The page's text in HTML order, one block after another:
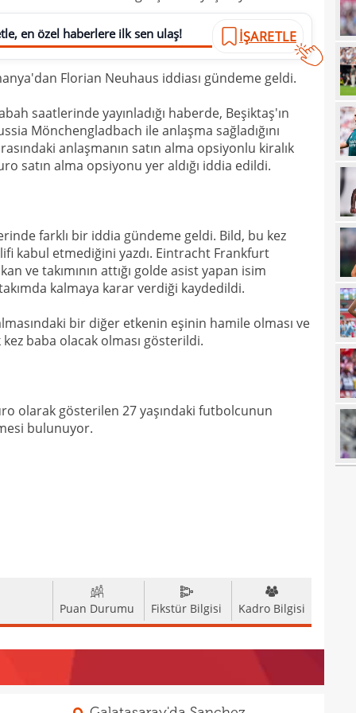
en özel haberlere ilk sen ulaş! İŞARETLE
Florian Neuhaus iddiası gündeme geldi.
saatlerinde yayınladığı haberde, Beşiktaş'ın
Mönchengladbach ile anlaşma sağladığını
anlaşmanın satın alma opsiyonlu kiralık
satın alma opsiyonu yer aldığı iddia edildi.
farklı bir iddia gündeme geldi. Bild, bu kez
kabul etmediğini yazdı. Eintracht Frankfurt
ve takımının attığı golde asist yapan isim
kalmaya karar verdiği kaydedildi.
bir diğer etkenin eşinin hamile olması ve
baba olacak olması gösterildi.
olarak gösterilen 27 yaşındaki futbolcunun
bulunuyor.
Puan Durumu Fikstür Bilgisi Kadro Bilgisi